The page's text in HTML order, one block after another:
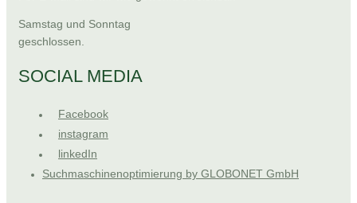
Samstag und Sonntag
geschlossen.
SOCIAL MEDIA
Facebook
instagram
linkedIn
Suchmaschinenoptimierung by GLOBONET GmbH